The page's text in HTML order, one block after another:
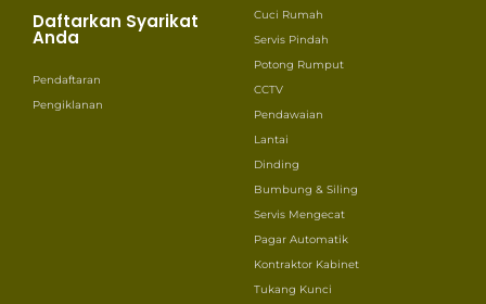
Daftarkan Syarikat
Anda
Pendaftaran
Pengiklanan
Cuci Rumah
Servis Pindah
Potong Rumput
CCTV
Pendawaian
Lantai
Dinding
Bumbung & Siling
Servis Mengecat
Pagar Automatik
Kontraktor Kabinet
Tukang Kunci